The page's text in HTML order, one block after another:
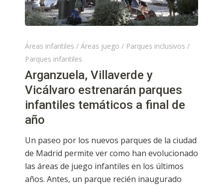
Áreas infantiles / Áreas juego / Parques inclusivos /
Parques infantiles
Arganzuela, Villaverde y
Vicálvaro estrenarán parques
infantiles temáticos a final de
año
Un paseo por los nuevos parques de la ciudad
de Madrid permite ver como han evolucionado
las áreas de juego infantiles en los últimos
años. Antes, un parque recién inaugurado